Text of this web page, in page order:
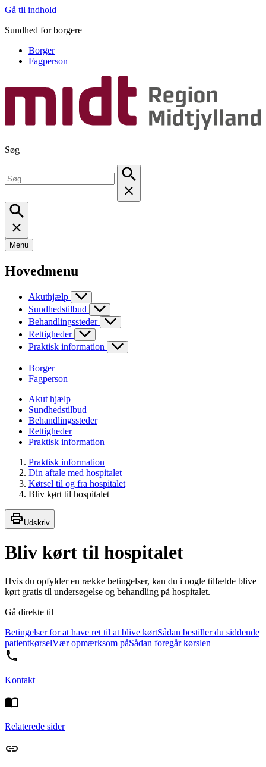
Gå til indhold
Sundhed for borgere
Borger
Fagperson
Søg
Menu
Hovedmenu
Akuthjælp
Sundhedstilbud
Behandlingssteder
Rettigheder
Praktisk information
Borger
Fagperson
Akut hjælp
Sundhedstilbud
Behandlingssteder
Rettigheder
Praktisk information
Praktisk information
Din aftale med hospitalet
Kørsel til og fra hospitalet
Bliv kørt til hospitalet
Udskriv
Bliv kørt til hospitalet
Hvis du opfylder en række betingelser, kan du i nogle tilfælde blive
kørt gratis til undersøgelse og behandling på hospitalet.
Gå direkte til
Betingelser for at have ret til at blive kørtSådan bestiller du siddende
patientkørselVær opmærksom påSådan foregår kørslen
Kontakt
Relaterede sider